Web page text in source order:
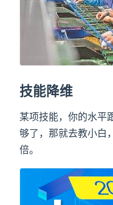
技能降维
某项技能，你的水平
够了，那就去教小白
倍。